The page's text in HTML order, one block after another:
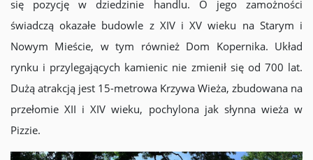
się pozycję w dziedzinie handlu. O jego zamożności
świadczą okazałe budowle z XIV i XV wieku na Starym i
Nowym Mieście, w tym również Dom Kopernika. Układ
rynku i przylegających kamienic nie zmienił się od 700 lat.
Dużą atrakcją jest 15-metrowa Krzywa Wieża, zbudowana na
przełomie XII i XIV wieku, pochylona jak słynna wieża w
Pizzie.